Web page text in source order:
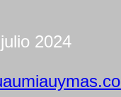
2024